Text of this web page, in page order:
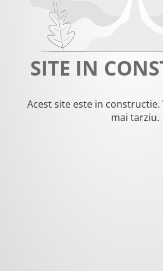
SITE IN
Acest site este in
mai tarziu.